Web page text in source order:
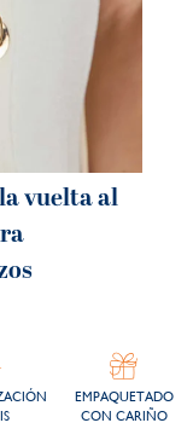
vuelta al
EMPAQUETADO
CON CARIÑO